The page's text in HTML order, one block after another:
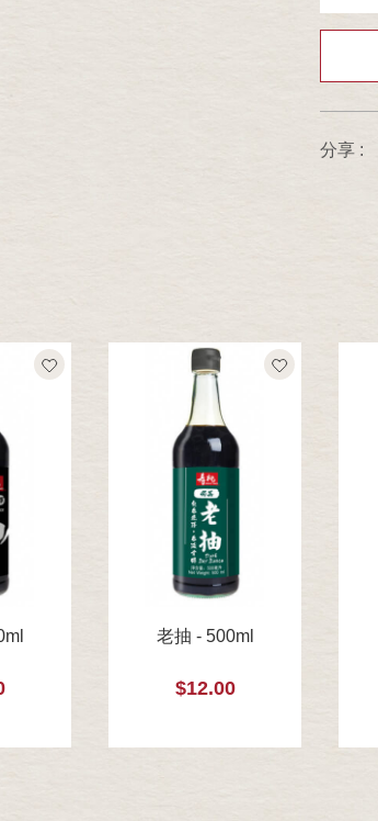
分享 :
老抽 - 500ml
$12.00